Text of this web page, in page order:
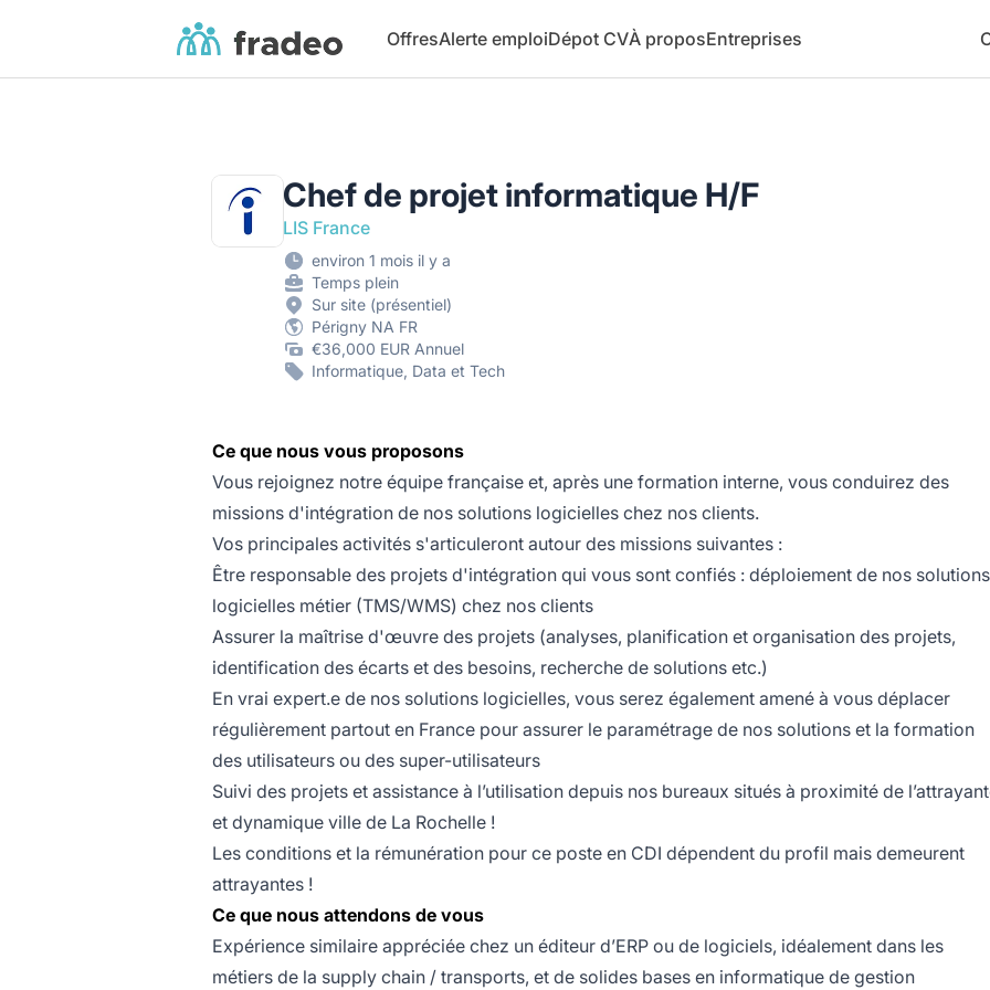
Fradeo OffresAlerte emploiDépot CVÀ proposEntreprises
Chef de projet informatique H/F
LIS France
environ 1 mois il y a
Temps plein
Sur site (présentiel)
Périgny NA FR
€36,000 EUR Annuel
Informatique, Data et Tech
Ce que nous vous proposons
Vous rejoignez notre équipe française et, après une formation interne, vous conduirez des
missions d'intégration de nos solutions logicielles chez nos clients.
Vos principales activités s'articuleront autour des missions suivantes :
Être responsable des projets d'intégration qui vous sont confiés : déploiement de nos solutions
logicielles métier (TMS/WMS) chez nos clients
Assurer la maîtrise d'œuvre des projets (analyses, planification et organisation des projets,
identification des écarts et des besoins, recherche de solutions etc.)
En vrai expert.e de nos solutions logicielles, vous serez également amené à vous déplacer
régulièrement partout en France pour assurer le paramétrage de nos solutions et la formation
des utilisateurs ou des super-utilisateurs
Suivi des projets et assistance à l’utilisation depuis nos bureaux situés à proximité de
et dynamique ville de La Rochelle !
Les conditions et la rémunération pour ce poste en CDI dépendent du profil mais demeurent
attrayantes !
Ce que nous attendons de vous
Expérience similaire appréciée chez un éditeur d’ERP ou de logiciels, idéalement dans les
métiers de la supply chain / transports, et de solides bases en informatique de gestion